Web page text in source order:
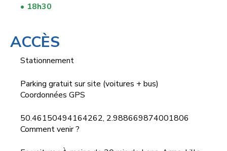
18h30
ACCÈS
Stationnement
Parking gratuit sur site (voitures + bus)
Coordonnées GPS
50.46150494164262, 2.988669874001806
Comment venir ?